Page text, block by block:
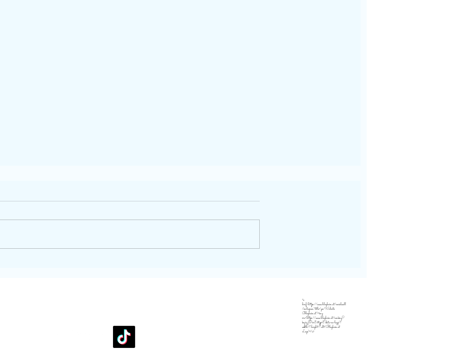
<a
href="https://www.blogheim.at/socialwall
/instagram" title="zur Website
Blogheim.at"><img
src="https://www.blogheim.at/ranking?
key=qJPsr8&typ=8" data-no-lazy="1"
width="1" height="1" alt="Blogheim.at
Logo"></a>